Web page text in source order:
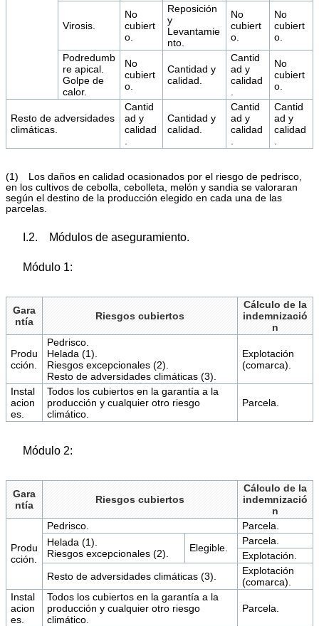
Virosis.
No
cubiert
o.
Reposición
y
Levantamie
nto.
No
cubiert
o.
No
cubiert
o.
Podredumb
re apical.
Golpe de
calor.
No
cubiert
o.
Cantidad y
calidad.
Cantid
ad y
calidad
No
cubiert
o.
Resto de adversidades
climáticas.
Cantid
ad y
calidad
Cantidad y
calidad.
Cantid
ad y
calidad
Cantid
ad y
calidad
(1) Los daños en calidad ocasionados por el riesgo de pedrisco,
en los cultivos de cebolla, cebolleta, melón y sandia se valoraran
según el destino de la producción elegido en cada una de las
parcelas.
I.2. Módulos de aseguramiento.
Módulo 1:
Gara
ntía
Riesgos cubiertos
Cálculo de la
indemnizació
n
Produ
cción.
Pedrisco.
Helada (1).
Riesgos excepcionales (2).
Resto de adversidades climáticas (3).
Explotación
(comarca).
Instal
acion
es.
Todos los cubiertos en la garantía a la
producción y cualquier otro riesgo
climático.
Parcela.
Módulo 2:
Gara
ntía
Riesgos cubiertos
Cálculo de la
indemnizació
n
Produ
cción.
Pedrisco.
Parcela.
Helada (1).
Riesgos excepcionales (2).
Elegible.
Parcela.
Explotación.
Resto de adversidades climáticas (3).
Explotación
(comarca).
Instal
acion
es.
Todos los cubiertos en la garantía a la
producción y cualquier otro riesgo
climático.
Parcela.